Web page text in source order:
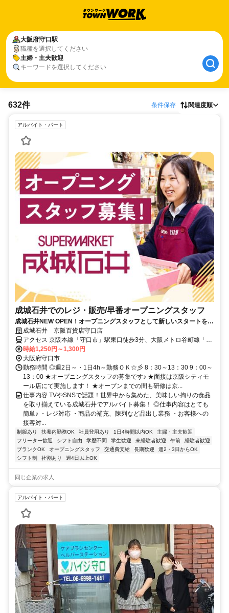
大阪府守口駅
職種を選択してください
主婦・主夫歓迎
キーワードを選択してください
632件 条件保存 関連度順
アルバイト・パート
成城石井でのレジ・販売/早番オープニングスタッフ
成城石井NEW OPEN！オープニングスタッフとして新しいスタートを♪
週2日・4h～無理なく自分らしく働く
成城石井 京阪百貨店守口店
アクセス 京阪本線「守口市」駅東口徒歩3分、大阪メトロ谷町線「守
口」駅徒歩7分
時給1,250円～1,300円
大阪府守口市
勤務時間 ◎週2日～・1日4h～勤務ＯＫ☆彡 8：30～13：30 9：00～
13：00 ★オープニングスタッフの募集です♪ ★面接は京阪シティモ
ール店にて実施します！ ★オープンまでの間も研修は京...
仕事内容 TVやSNSで話題！世界中から集めた、美味しい拘りの食品
を取り揃えている成城石井でアルバイト募集！ ◎仕事内容はとても
簡単♪ ・レジ対応 ・商品の補充、陳列など品出し業務 ・お客様への
接客対...
制服あり 扶養内勤務OK 社員登用あり 1日4時間以内OK
主婦・主夫歓迎
フリーター歓迎
シフト自由 学歴不問 学生歓迎 未経験者歓迎 午前
経験者歓迎
ブランクOK
オープニングスタッフ 交通費支給 長期歓迎
週2・3日からOK
シフト制
社割あり 週4日以上OK
同じ企業の求人
アルバイト・パート